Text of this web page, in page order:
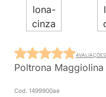
Poltrona
Cod. 1499900ae
AVALIAÇÕES